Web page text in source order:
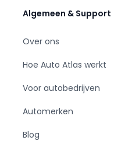
Algemeen & Support
Over ons
Hoe Auto Atlas werkt
Voor autobedrijven
Automerken
Blog